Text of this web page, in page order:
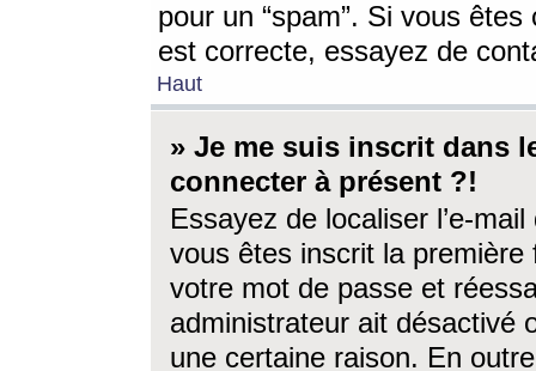
pour un “spam”. Si vous
est correcte, essayez de
Haut
» Je me suis inscrit dans
connecter à présent ?!
Essayez de localiser l’e-
vous êtes inscrit la première
votre mot de passe et
administrateur ait désactivé
une certaine raison. En